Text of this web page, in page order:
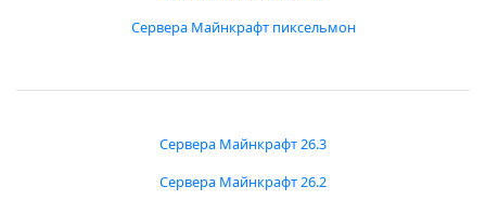
Сервера Майнкрафт пиксельмон
Сервера Майнкрафт 26.3
Сервера Майнкрафт 26.2